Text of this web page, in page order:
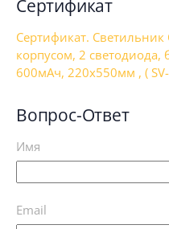
Сертификат
Сертификат.
корпусом, 2 светодиода,
600мАч, 220x550мм , (
Вопрос-Ответ
Имя
Email